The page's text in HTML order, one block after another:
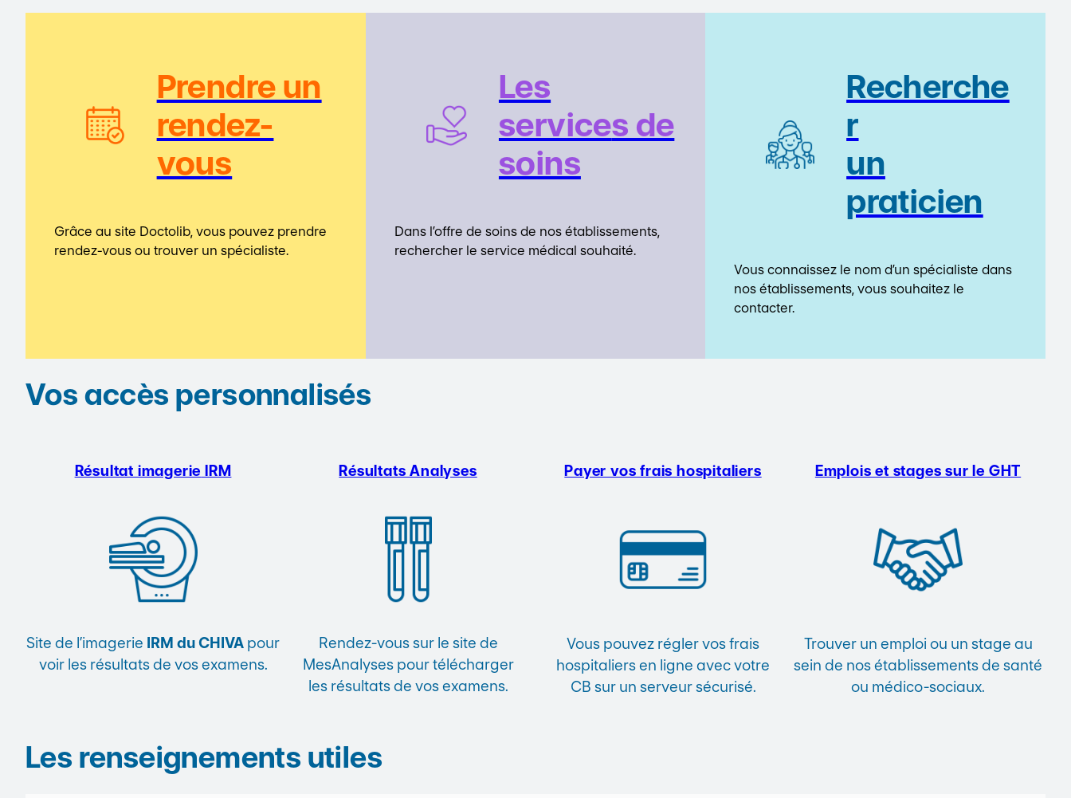
Prendre un
rendez-
vous
Grâce au site Doctolib, vous pouvez prendre
rendez-vous ou trouver un spécialiste.
Les
services de
soins
Dans l’offre de soins de nos établissements,
rechercher le service médical souhaité.
Recherche
r
un
praticien
Vous connaissez le nom d’un spécialiste dans
nos établissements, vous souhaitez le
contacter.
Vos accès personnalisés
Résultat imagerie IRM
Site de l’imagerie IRM du CHIVA pour
voir les résultats de vos examens.
Résultats Analyses
Rendez-vous sur le site de
MesAnalyses pour télécharger
les résultats de vos examens.
Payer vos frais hospitaliers
Vous pouvez régler vos frais
hospitaliers en ligne avec votre
CB sur un serveur sécurisé.
Emplois et stages sur le GHT
Trouver un emploi ou un stage au
sein de nos établissements de santé
ou médico-sociaux.
Les renseignements utiles